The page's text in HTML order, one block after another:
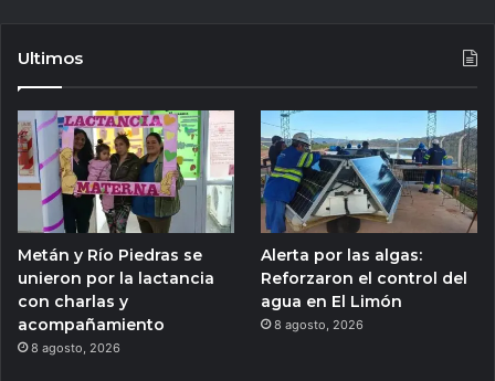
Ultimos
Metán y Río Piedras se
unieron por la lactancia
con charlas y
acompañamiento
8 agosto, 2026
Alerta por las algas:
Reforzaron el control del
agua en El Limón
8 agosto, 2026